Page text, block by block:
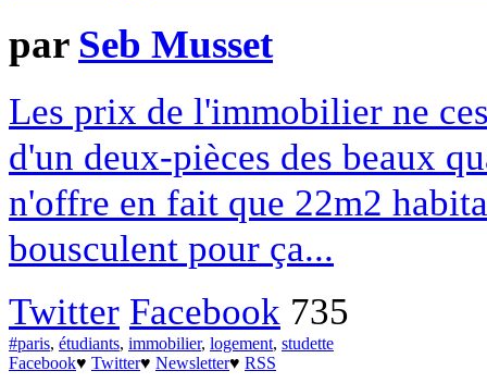
par Seb Musset
Les prix de l'immobilier ne
d'un deux-pièces des beaux
n'offre en fait que 22m2
bousculent pour ça...
Twitter Facebook 735
#paris, étudiants, immobilier, logement, studette
Facebook♥ Twitter♥ Newsletter♥ RSS